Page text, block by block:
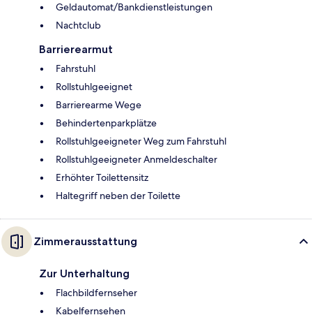
Geldautomat/Bankdienstleistungen
Nachtclub
Barrierearmut
Fahrstuhl
Rollstuhlgeeignet
Barrierearme Wege
Behindertenparkplätze
Rollstuhlgeeigneter Weg zum Fahrstuhl
Rollstuhlgeeigneter Anmeldeschalter
Erhöhter Toilettensitz
Haltegriff neben der Toilette
Zimmerausstattung
Zur Unterhaltung
Flachbildfernseher
Kabelfernsehen